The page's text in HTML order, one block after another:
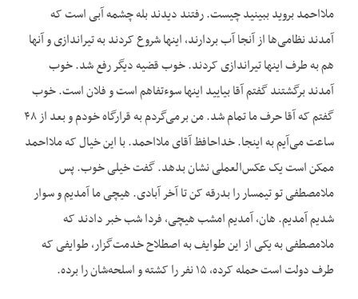
ملااحمد بروید ببینید چیست. رفتند دیدند بله چشمه آبی است که
آمدند نظامی‌ها از آنجا آب بردارند، اینها شروع کردند به تیراندازی و آنها
هم به طرف اینها تیراندازی کردند. خوب قضیه دیگر رفع شد. خوب
آمدند برگشتند گفتم آقا بیایید اینها سوءتفاهم است و فلان است. خوب
گفتم که آقا حرف ما تمام شد. من برمی‌گردم به قرارگاه خودم و بعد از ۴۸
ساعت می‌آیم به اینجا. خداحافظ آقای ملااحمد. با این خیال که ملااحمد
ممکن است یک عکس‌العملی نشان بدهد. گفت خیلی خوب. پس
ملامصطفی تو تیمسار را بدرقه کن تا آخر آبادی. هیچی ما آمدیم و سوار
شدیم آمدیم. هان، آمدیم امشب هیچی، فردا شب خبر دادند که
ملامصطفی به یکی از این طوایف به اصطلاح خدمت‌گزار، طوایفی که
طرف دولت است حمله کرده، ۱۵ نفر را کشته و اسلحه‌شان را برده.